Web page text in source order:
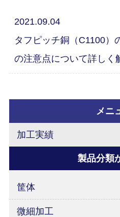
2021.09.04
タフピッチ銅（C1100）
の注意点について詳しく
メニ
加工実績
製品分類
筐体
微細加工